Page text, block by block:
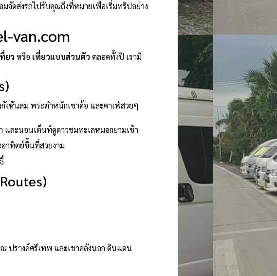
จัดส่งรถไปรับคุณถึงที่หมายเพื่อเริ่มทริปอย่าง
van.com
ยว หรือ เที่ยวแบบส่วนตัว ตลอดทั้งปี เรามี
งหันลม พระตำหนักเขาค้อ และคาเฟ่สวยๆ
และนอนเต็นท์ดูดาวชมทะเลหมอกยามเช้า
าทิตย์ขึ้นที่สวยงาม
ปรางค์ศรีเทพ และเขาคลังนอก ดินแดน